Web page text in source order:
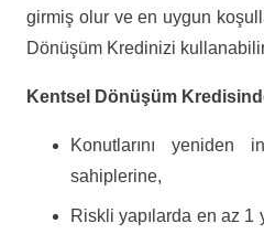
girmiş olur ve en uygun
Dönüşüm Kredinizi
Kentsel Dönüşüm
Konutlarını yeniden
sahiplerine,
Riskli yapılarda en az 1